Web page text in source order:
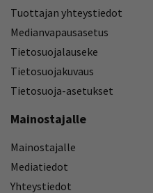
Tuottajan yhteystiedot
Medianvapausasetus
Tietosuojalauseke
Tietosuojakuvaus
Tietosuoja-asetukset
Mainostajalle
Mainostajalle
Mediatiedot
Yhteystiedot